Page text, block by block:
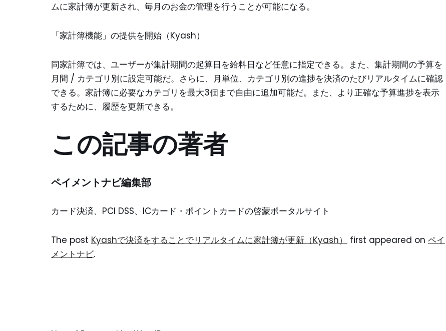
ムに家計簿が更新され、毎月のお金の管理を行うことが可能になる。
「家計簿機能」の提供を開始（Kyash）
同家計簿では、ユーザーが集計期間の起算日を給料日など任意に指定できる。また、集計期間の予算を
月間 / カテゴリ別に設定可能だ。さらに、月単位、カテゴリ別の進捗を決済のたびリアルタイムに確認
できる。家計簿に必要なカテゴリを最大3個まで自由に追加可能だ。また、より正確な予算進捗を表示
するために、履歴を更新できる。
この記事の著者
ペイメントナビ編集部
カード決済、PCI DSS、ICカード・ポイントカードの啓蒙ポータルサイト
The post Kyashで決済をすることでリアルタイムに家計簿が更新（Kyash） first appeared on ペイ
メントナビ.